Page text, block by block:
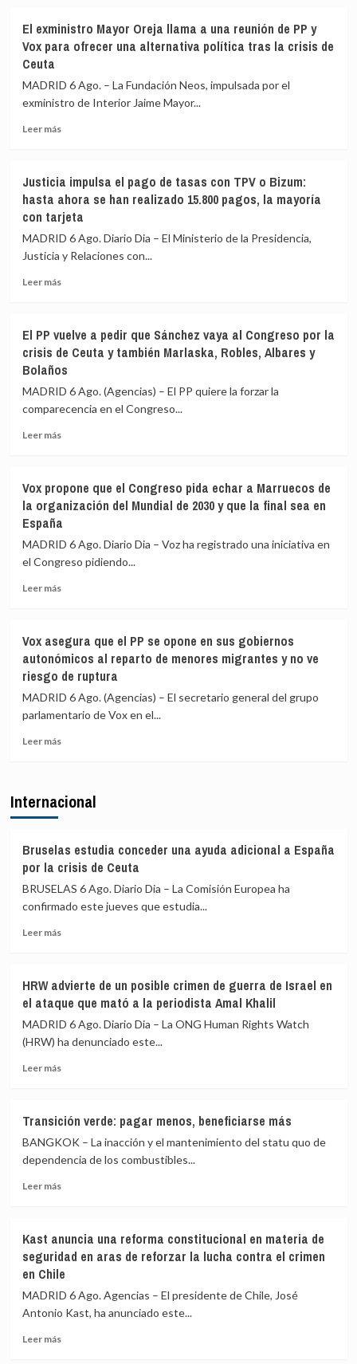
Ayuso
defiende
las
explicaciones
del
ático
y
critica
que
«saque
de
El exministro Mayor Oreja llama a una reunión de PP y
Vox para ofrecer una alternativa política tras la crisis de
Ceuta
MADRID 6 Ago. – La Fundación Neos, impulsada por el
exministro de Interior Jaime Mayor...
Leer másLeer
exministro
Mayor
Oreja
llama
una
reunión
Vox
para
ofrecer
alternativa
política
Ceuta
Justicia impulsa el pago de tasas con TPV o Bizum:
hasta ahora se han realizado 15.800 pagos, la mayoría
con tarjeta
MADRID 6 Ago. Diario Dia – El Ministerio de la Presidencia,
Justicia y Relaciones con...
Leer másLeer
impulsa
el
pago
de
con
TPV
ahora
se
han
15.800
pagos,
El PP vuelve a pedir que Sánchez vaya al Congreso por la
crisis de Ceuta y también Marlaska, Robles, Albares y
Bolaños
MADRID 6 Ago. (Agencias) – El PP quiere la forzar la
comparecencia en el Congreso...
Leer másLeer
PP
vuelve
a
pedir
Sánchez
vaya
la
crisis
de
y
también
Bolaños
Vox propone que el Congreso pida echar a Marruecos de
la organización del Mundial de 2030 y que la final sea en
España
MADRID 6 Ago. Diario Dia – Voz ha registrado una iniciativa en
el Congreso pidiendo...
Leer másLeer
propone
que
el
Congreso
echar
a
organización
2030
y
que
la
sea
Vox asegura que el PP se opone en sus gobiernos
autonómicos al reparto de menores migrantes y no ve
riesgo de ruptura
MADRID 6 Ago. (Agencias) – El secretario general del grupo
parlamentario de Vox en el...
Leer másLeer
asegura
PP
se
opone
en
sus
autonómicos
de
migrantes
y
no
riesgo
Internacional
Bruselas estudia conceder una ayuda adicional a España
por la crisis de Ceuta
BRUSELAS 6 Ago. Diario Dia – La Comisión Europea ha
confirmado este jueves que estudia...
Leer másLeer
estudia
conceder
una
ayuda
a
crisis
de
Ceuta
HRW advierte de un posible crimen de guerra de Israel en
el ataque que mató a la periodista Amal Khalil
MADRID 6 Ago. Diario Dia – La ONG Human Rights Watch
(HRW) ha denunciado este...
Leer másLeer
advierte
de
un
crimen
Israel
en
el
ataque
que
a
Transición verde: pagar menos, beneficiarse más
BANGKOK – La inacción y el mantenimiento del statu quo de
dependencia de los combustibles...
Leer másLeer
verde:
pagar
menos,
beneficiarse
Kast anuncia una reforma constitucional en materia de
seguridad en aras de reforzar la lucha contra el crimen
en Chile
MADRID 6 Ago. Agencias – El presidente de Chile, José
Antonio Kast, ha anunciado este...
Leer másLeer